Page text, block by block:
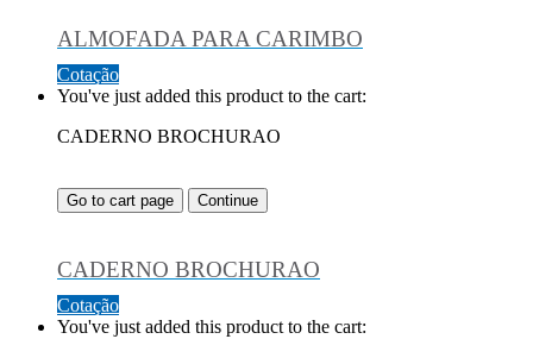
ALMOFADA PARA CARIMBO
Cotação
You've just added this product to the cart:
CADERNO BROCHURAO
Go to cart page Continue
CADERNO BROCHURAO
Cotação
You've just added this product to the cart: